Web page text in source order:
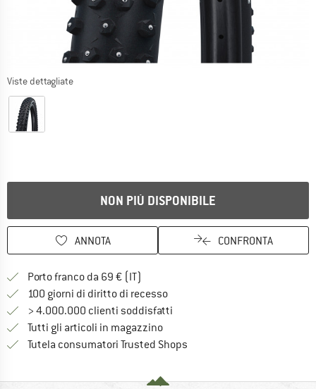
Viste dettagliate
NON PIÙ DISPONIBILE
ANNOTA CONFRONTA
Porto franco da 69 € (IT)
100 giorni di diritto di recessoVai alla politica di recesso qui
> 4.000.000 clienti soddisfatti
Tutti gli articoli in magazzino
Tutela consumatori Trusted Shops